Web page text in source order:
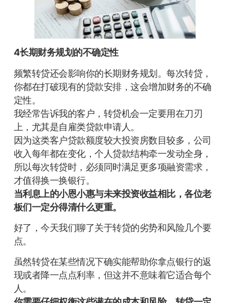
4长期财务规划的不确定性
频繁转贷还会影响你的长期财务规划。每次转贷，
你都在打破现有的贷款安排，这会增加财务的不确
定性。
我经常告诉我的客户，转贷机会一定要用在刀刃
上，尤其是自雇类贷款申请人。
因为这类客户贷款额度较大投资房数目较多，公司
收入每年都在变化，个人贷款结构牵一发动全身，
所以每次转贷时，必须同时满足更多项融资需求，
才值得换一换银行。
当利息上的小恩小惠与未来投资收益相比，各位老
板们一定分得清什么更重。
好了，今天我们聊了关于转贷的劣势和风险几个要
点。
虽然转贷在某些情况下确实能帮助你拿点银行的返
现或者降一点点利率，但这并不意味着它适合每个
人。